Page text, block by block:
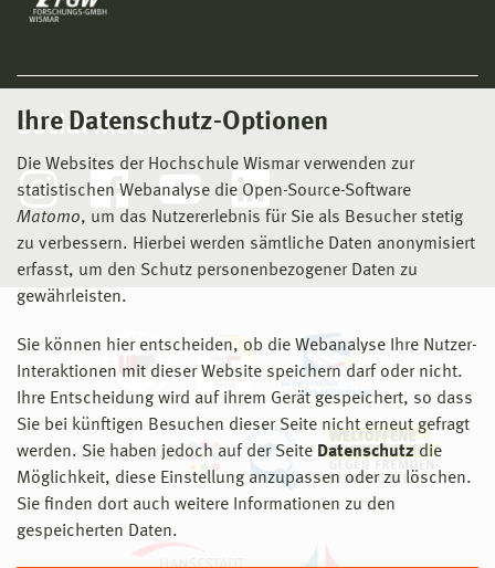
Ihre Datenschutz-Optionen
Die Websites der Hochschule Wismar verwenden zur
statistischen Webanalyse die Open-Source-Software
Matomo, um das Nutzererlebnis für Sie als Besucher stetig
zu verbessern. Hierbei werden sämtliche Daten anonymisiert
erfasst, um den Schutz personenbezogener Daten zu
gewährleisten.
Sie können hier entscheiden, ob die Webanalyse Ihre Nutzer-
Interaktionen mit dieser Website speichern darf oder nicht.
Ihre Entscheidung wird auf ihrem Gerät gespeichert, so dass
Sie bei künftigen Besuchen dieser Seite nicht erneut gefragt
werden. Sie haben jedoch auf der Seite Datenschutz die
Möglichkeit, diese Einstellung anzupassen oder zu löschen.
Sie finden dort auch weitere Informationen zu den
gespeicherten Daten.
Social Media